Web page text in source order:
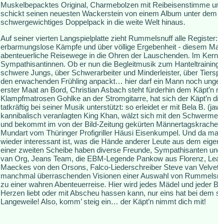
Muskelbepacktes Original, Charmebolzen mit Reibeisenstimme
schickt seinen neuesten Wackerstein von einem Album unter
schwergewichtiges Doppelpack in die weite Welt hinaus.
Auf seiner vierten Langspielplatte zieht Rummelsnuff alle
erbarmungslose Kämpfe und über völlige Ergebenheit - diesem
abenteuerliche Reisewege in die Ohren der Lauschenden. Im
Sympathisantinnen. Ob er nun die Begleitmusik zum
schwere Jungs, über Schwerarbeiter und Minderleister, über
den erwachenden Frühling anpackt… hier darf ein Mann noch
erster Maat an Bord, Christian Asbach steht fürderhin dem
Klampfmatrosen Gohlke an der Stromgitarre, hat sich der Käpt’n
tatkräftig bei seiner Musik unterstützt: so erleidet er mit Bela B.
kannibalisch veranlagten King Khan, wälzt sich mit den
und bekommt im von der Bild-Zeitung gekürten
Mundart vom Thüringer Profigriller Häusi Eisenkumpel. Und da
wieder interessant ist, was die Hände anderer Leute aus dem
einer zweiten Scheibe haben diverse Freunde, Sympathisanten
van Org, Jeans Team, die EBM-Legende Pankow aus Florenz,
Maeckes von den Orsons, Falco-Liederschreiber Steve van
manchmal überraschenden Visionen einer Auswahl von
zu einer wahren Abenteuerreise. Hier wird jedes Mädel und jeder
Herzen liebt oder mit Abscheu hassen kann, nur eins hat bei
Langeweile! Also, komm’ steig ein… der Käpt’n nimmt dich mit!